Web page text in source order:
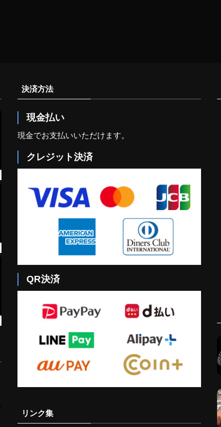
決済方法
現金払い
現金でお支払いいただけます。
クレジット決済
QR決済
リンク集